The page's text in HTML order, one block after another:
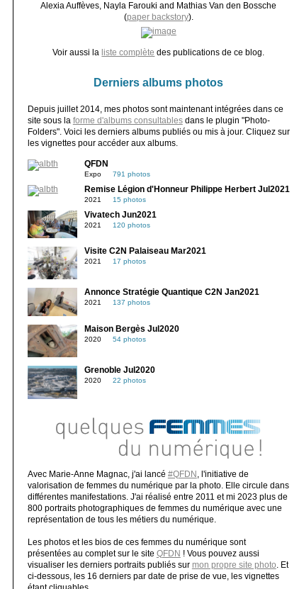
Alexia Auffèves, Nayla Farouki and Mathias Van den Bossche
(paper backstory).
Voir aussi la liste complète des publications de ce blog.
Derniers albums photos
Depuis juillet 2014, mes photos sont maintenant intégrées dans ce
site sous la forme d'albums consultablesdans le plugin "Photo-
Folders". Voici les derniers albums publiés ou mis à jour. Cliquez sur
les vignettes pour accéder aux albums.
QFDN
Expo 791 photos
Remise Légion d'Honneur Philippe Herbert Jul2021
2021 15 photos
Vivatech Jun2021
2021 120 photos
Visite C2N Palaiseau Mar2021
2021 17 photos
Annonce Stratégie Quantique C2N Jan2021
2021 137 photos
Maison Bergès Jul2020
2020 54 photos
Grenoble Jul2020
2020 22 photos
Avec Marie-Anne Magnac, j'ai lancé #QFDN
, l'initiative de
valorisation de femmes du numérique par la photo. Elle circule dans
différentes manifestations. J'ai réalisé entre 2011 et mi 2023 plus de
800 portraits photographiques de femmes du numérique avec une
représentation de tous les métiers du numérique.
Les photos et les bios de ces femmes du numérique sont
présentées au complet sur le site QFDN ! Vous pouvez aussi
visualiser les derniers portraits publiés sur mon propre site photo . Et
ci-dessous, les 16 derniers par date de prise de vue, les vignettes